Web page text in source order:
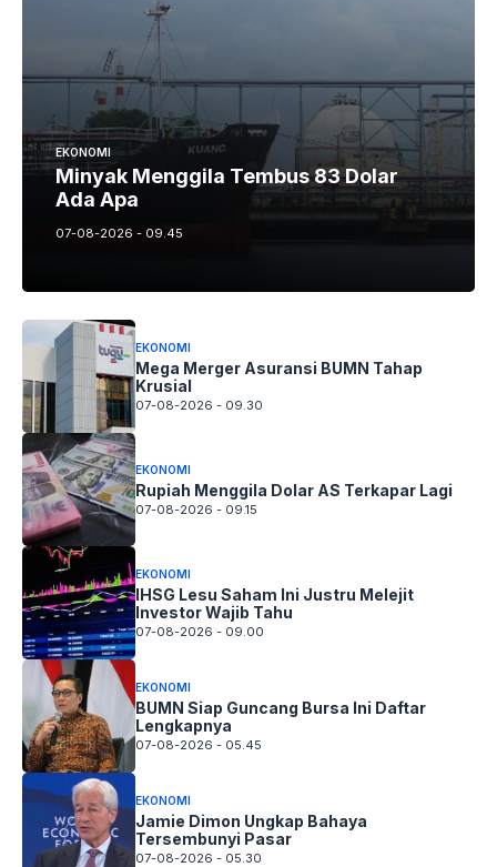
EKONOMI
Minyak Menggila Tembus 83 Dolar
Ada Apa
07-08-2026 - 09.45
EKONOMI
Mega Merger Asuransi BUMN Tahap
Krusial
07-08-2026 - 09.30
EKONOMI
Rupiah Menggila Dolar AS Terkapar Lagi
07-08-2026 - 09.15
EKONOMI
IHSG Lesu Saham Ini Justru Melejit
Investor Wajib Tahu
07-08-2026 - 09.00
EKONOMI
BUMN Siap Guncang Bursa Ini Daftar
Lengkapnya
07-08-2026 - 05.45
EKONOMI
Jamie Dimon Ungkap Bahaya
Tersembunyi Pasar
07-08-2026 - 05.30